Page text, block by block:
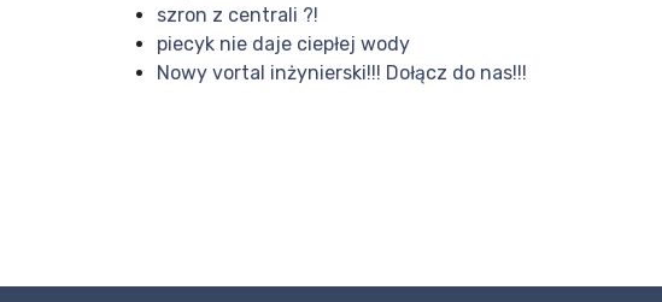
szron z centrali ?!
piecyk nie daje ciepłej wody
Nowy vortal inżynierski!!! Dołącz do nas!!!